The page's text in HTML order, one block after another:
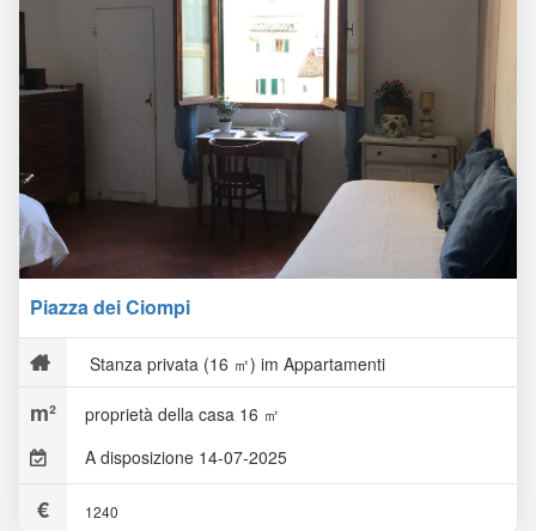
Piazza dei Ciompi
Stanza privata (16 ㎡) im Appartamenti
proprietà della casa 16 ㎡
A disposizione 14-07-2025
1240